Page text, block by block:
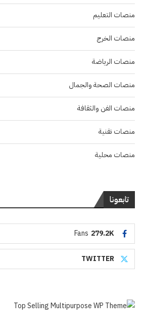
منصات التعليم
منصات الخرج
منصات الرياضة
منصات الصحة والجمال
منصات الفن والثقافة
منصات تقنية
منصات محلية
تابعونا
279.2K
Fans
TWITTER